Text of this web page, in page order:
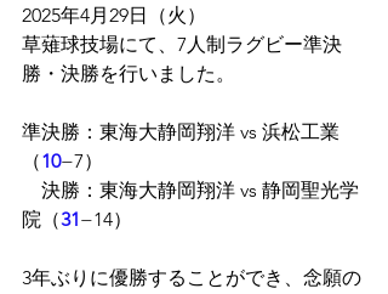
2025年4月29日（火）
草薙球技場にて、7人制ラグビー準決
勝・決勝を行いました。
準決勝：東海大静岡翔洋 vs 浜松工業
（10−7）
決勝：東海大静岡翔洋 vs 静岡聖光学
院（31−14）
3年ぶりに優勝することができ、念願の